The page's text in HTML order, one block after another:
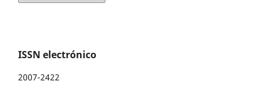
ISSN electrónico
2007-2422